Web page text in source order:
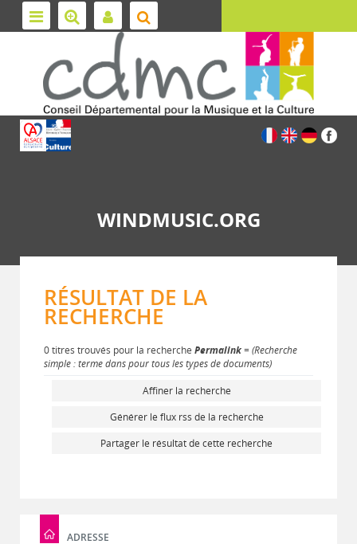
WINDMUSIC.ORG
RÉSULTAT DE LA
RECHERCHE
0 titres trouvés pour la recherche Permalink= (Recherche
simple : terme dans pour tous les types de documents)
Affiner la recherche
Générer le flux rss de la recherche
Partager le résultat de cette recherche
ADRESSE